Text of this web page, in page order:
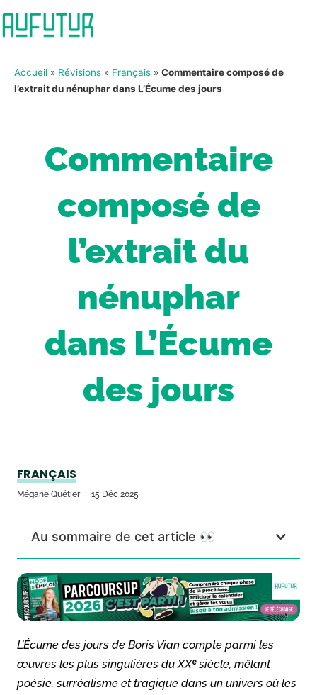
Accueil » Révisions » Français » Commentaire composé de
l’extrait du nénuphar dans L’Écume des jours
Commentaire
composé de
l’extrait du
nénuphar
dans L’Écume
des jours
FRANÇAIS
Mégane Quétier 15 Déc 2025
Au sommaire de cet article 👀
L’Écume des jours de Boris Vian compte parmi les
œuvres les plus singulières du XXᵉ siècle, mêlant
poésie, surréalisme et tragique dans un univers où les